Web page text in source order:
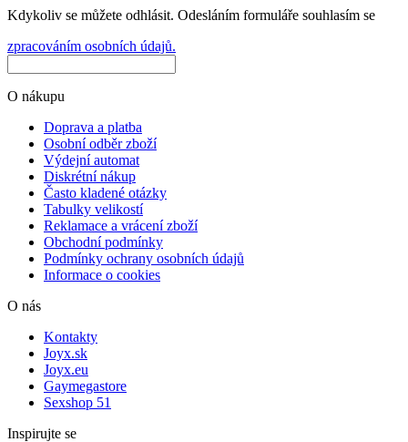
Kdykoliv se můžete odhlásit. Odesláním formuláře souhlasím se
zpracováním osobních údajů.
O nákupu
Doprava a platba
Osobní odběr zboží
Výdejní automat
Diskrétní nákup
Často kladené otázky
Tabulky velikostí
Reklamace a vrácení zboží
Obchodní podmínky
Podmínky ochrany osobních údajů
Informace o cookies
O nás
Kontakty
Joyx.sk
Joyx.eu
Gaymegastore
Sexshop 51
Inspirujte se